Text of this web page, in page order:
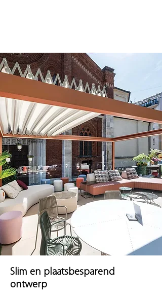
Slim en plaatsbesparend
ontwerp